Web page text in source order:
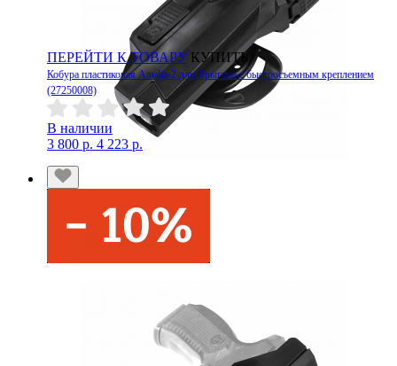
ПЕРЕЙТИ К ТОВАРУ КУПИТЬ
Кобура пластиковая Альфа-2 для Ярыгина с быстросъемным креплением
(27250008)
В наличии
3 800 р. 4 223 р.